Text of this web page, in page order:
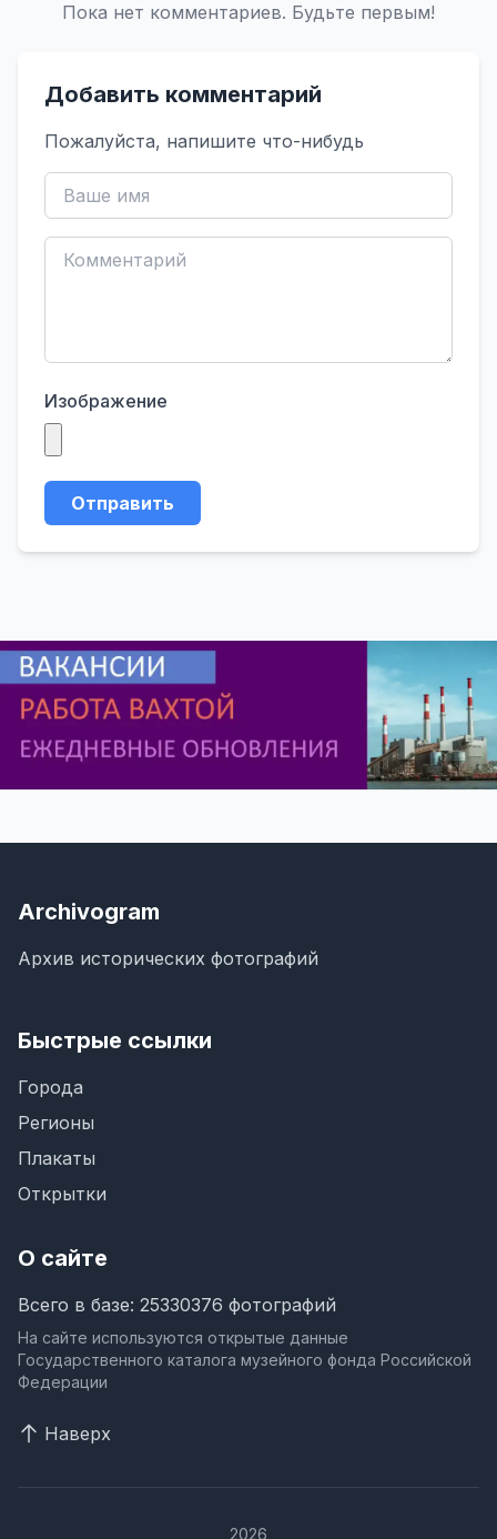
Пока нет комментариев. Будьте первым!
Добавить комментарий
Пожалуйста, напишите что-нибудь
Изображение
Отправить
Archivogram
Архив исторических фотографий
Быстрые ссылки
Города
Регионы
Плакаты
Открытки
О сайте
Всего в базе: 25330376 фотографий
На сайте используются открытые данные
Государственного каталога музейного фонда Российской
Федерации
Наверх
2026